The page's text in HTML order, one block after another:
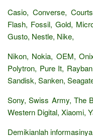
Casio, Converse,
Flash, Fossil, Gold,
Gusto, Nestle, Nike,
Nikon, Nokia, OEM,
Polytron, Pure It,
Sandisk, Sanken,
Sony, Swiss Army, The
Western Digital, Xiaomi,
Demikianlah